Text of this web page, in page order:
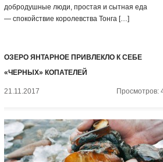
добродушные люди, простая и сытная еда
— спокойствие королевства Тонга […]
ОЗЕРО ЯНТАРНОЕ ПРИВЛЕКЛО К СЕБЕ
«ЧЕРНЫХ» КОПАТЕЛЕЙ
21.11.2017 Просмотров: